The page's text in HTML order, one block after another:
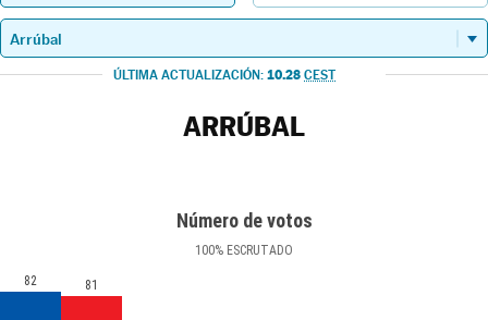
ÚLTIMA ACTUALIZACIÓN: 10.28 CEST
ARRÚBAL
Número de votos
100% ESCRUTADO
82 81